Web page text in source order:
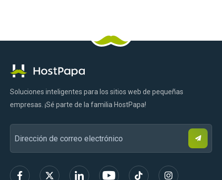
Logotipo
HostPapa
Soluciones inteligentes para los sitios web de pequeñas
empresas. ¡Sé parte de la familia HostPapa!
Dirección
de
correo
electrónico
u
s
r
FacebookGorjeoLinkedInYouTubeTik
Instagram
Pinterest